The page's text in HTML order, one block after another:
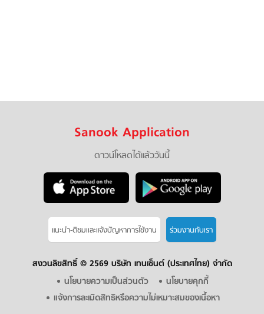
Sanook Application
ดาวน์โหลดได้แล้ววันนี้
แนะนำ-ติชมเเละแจ้งปัญหาการใช้งาน ร่วมงานกับเรา
สงวนลิขสิทธิ์ © 2569 บริษัท เทนเซ็นต์ (ประเทศไทย) จำกัด
นโยบายความเป็นส่วนตัว
นโยบายคุกกี้
แจ้งการละเมิดสิทธิหรือความไม่เหมาะสมของเนื้อหา